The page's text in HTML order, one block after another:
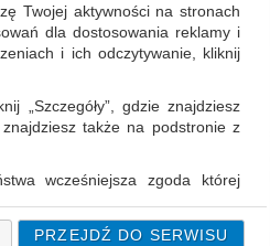
a
NOWA LINIA
SLIDER XITE,
Długopisy
w wymienny
narzędzie do
Twojej aktywności na stronach
dla dostosowania reklamy i
i ich odczytywanie, kliknij
„Szczegóły”, gdzie znajdziesz
także na podstronie z
wcześniejsza zgoda której
PRZEJDŹ DO SERWISU